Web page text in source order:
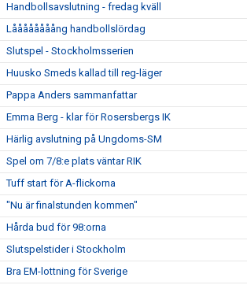
Handbollsavslutning - fredag kväll
Låååååååång handbollslördag
Slutspel - Stockholmsserien
Huusko Smeds kallad till reg-läger
Pappa Anders sammanfattar
Emma Berg - klar för Rosersbergs IK
Härlig avslutning på Ungdoms-SM
Spel om 7/8:e plats väntar RIK
Tuff start för A-flickorna
"Nu är finalstunden kommen"
Hårda bud för 98:orna
Slutspelstider i Stockholm
Bra EM-lottning för Sverige